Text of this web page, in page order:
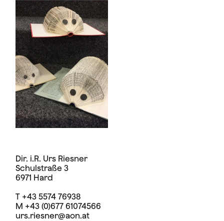
Dir. i.R. Urs Riesner
Schulstraße 3
6971 Hard
T +43 5574 76938
M +43 (0)677 61074566
urs.riesner@aon.at